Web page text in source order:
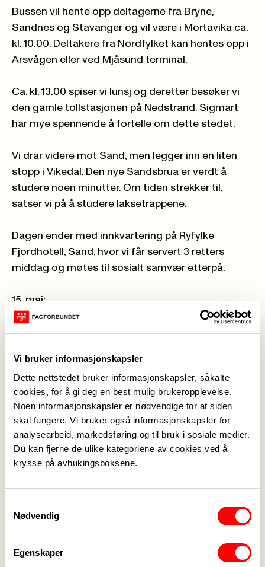
Vi bruker informasjonskapsler
Dette nettstedet bruker informasjonskapsler, såkalte
cookies, for å gi deg en best mulig brukeropplevelse.
Noen informasjonskapsler er nødvendige for at siden
skal fungere. Vi bruker også informasjonskapsler for
analysearbeid, markedsføring og til bruk i sosiale medier.
Du kan fjerne de ulike kategoriene av cookies ved å
krysse på avhukingsboksene.
Nødvendig
Egenskaper
Bussen vil hente opp deltagerne fra Bryne,
Sandnes og Stavanger og vil være i Mortavika ca.
kl. 10.00. Deltakere fra Nordfylket kan hentes opp i
Arsvågen eller ved Mjåsund terminal.
Ca. kl. 13.00 spiser vi lunsj og deretter besøker vi
den gamle tollstasjonen på Nedstrand. Sigmart
har mye spennende å fortelle om dette stedet.
Vi drar videre mot Sand, men legger inn en liten
stopp i Vikedal, Den nye Sandsbrua er verdt å
studere noen minutter. Om tiden strekker til,
satser vi på å studere laksetrappene.
Dagen ender med innkvartering på Ryfylke
Fjordhotell, Sand, hvor vi får servert 3 retters
middag og møtes til sosialt samvær etterpå.
15. mai:
Etter frokost kjører vi til Hjelmeland. Stolfabrikken
til Hansson familien er spennende, likeså
til Årdal gamle kirke, til leirstedet i Bjørheimsbygd
(Vaulali), hvor det er mulig å få noe å spise for
egen regning. Deretter stikker vi innom Astrid
Ravnås Vadla og ser på glaskunsten hennes. Vi tar
sikte på å være tilbake i Stavanger rundt kl. 18.00.
På denne turen må vi ha en egenandel mellom kr
deltagere. Ved mindre enn dette antallet, må vi